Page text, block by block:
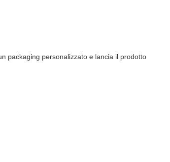
packaging personalizzato e lancia il prodotto